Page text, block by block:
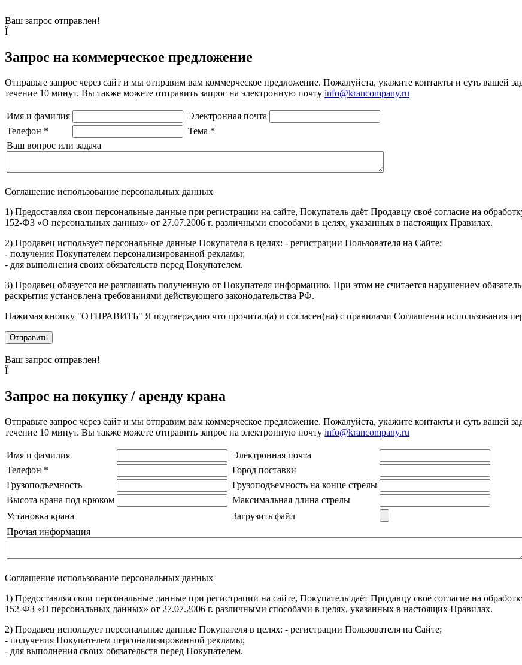
Ваш запрос отправлен!
Î
Запрос на коммерческое предложение
Отправьте запрос через сайт и мы отправим вам коммерческое предложение. Пожалуйста, укажите контакты и суть вашей
течение 10 минут. Вы также можете отправить запрос на электронную почту info@krancompany.ru
Имя и фамилия
Электронная почта
Телефон * Тема *
Ваш вопрос или задача
Соглашение использование персональных данных
1) Предоставляя свои персональные данные при регистрации на сайте, Покупатель даёт Продавцу своё согласие на
152-ФЗ «О персональных данных» от 27.07.2006 г. различными способами в целях, указанных в настоящих Правилах.
2) Продавец использует персональные данные Покупателя в целях: - регистрации Пользователя на Сайте;
- получения Покупателем персонализированной рекламы;
- для выполнения своих обязательств перед Покупателем.
3) Продавец обязуется не разглашать полученную от Покупателя информацию. При этом не считается нарушением
раскрытия установлена требованиями действующего законодательства РФ.
Нажимая кнопку "ОТПРАВИТЬ" Я подтверждаю что прочитал(а) и согласен(на) с правилами Соглашения использования
Отправить
Ваш запрос отправлен!
Î
Запрос на покупку / аренду крана
Отправьте запрос через сайт и мы отправим вам коммерческое предложение. Пожалуйста, укажите контакты и суть вашей
течение 10 минут. Вы также можете отправить запрос на электронную почту info@krancompany.ru
Имя и фамилия
Электронная почта
Телефон *
Город поставки
Грузоподъемность
Грузоподъемность на конце стрелы
Высота крана под крюком
Максимальная длина стрелы
Установка крана
Загрузить файл
Прочая информация
Соглашение использование персональных данных
1) Предоставляя свои персональные данные при регистрации на сайте, Покупатель даёт Продавцу своё согласие на
152-ФЗ «О персональных данных» от 27.07.2006 г. различными способами в целях, указанных в настоящих Правилах.
2) Продавец использует персональные данные Покупателя в целях: - регистрации Пользователя на Сайте;
- получения Покупателем персонализированной рекламы;
- для выполнения своих обязательств перед Покупателем.